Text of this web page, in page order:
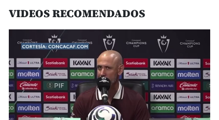
VIDEOS RECOMENDADOS